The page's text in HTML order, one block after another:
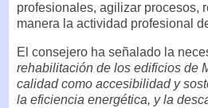
profesionales, agilizar procesos,
manera la actividad profesional
El consejero ha señalado la
rehabilitación de los edificios de
calidad como accesibilidad y
la eficiencia energética, y la